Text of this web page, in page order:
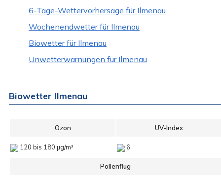
6-Tage-Wettervorhersage für Ilmenau
Wochenendwetter für Ilmenau
Biowetter für Ilmenau
Unwetterwarnungen für Ilmenau
Biowetter Ilmenau
Ozon UV-Index
120 bis 180 µg/m³ 6
Pollenflug